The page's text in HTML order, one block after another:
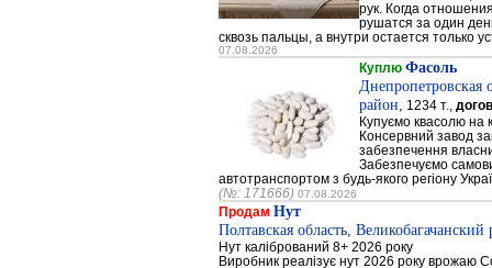
рук. Когда
рушатся за один
сквозь пальцы, а внутри остается только
07.08.2026
Куплю Фасоль
Днепропетровская
район, 1234 т.,
Купуємо квасолю на
Консервний завод
забезпечення
Забезпечуємо
автотранспортом з будь-якого регіону
(№: 171666) 07.08.2026
Продам Нут
Полтавская область, Великобагачанский
Нут калібрований 8+ 2026 року
Виробник реалізує нут 2026 року врожаю